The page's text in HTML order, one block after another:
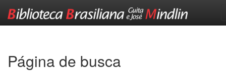
Página de busca